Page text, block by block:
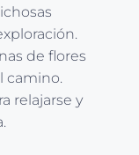
de flores
camino.
relajarse y